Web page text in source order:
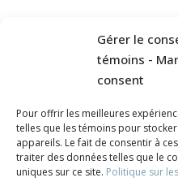
Gérer le
témoins -
consent
Pour offrir les meilleures
telles que les témoins pour
appareils. Le fait de consentir à
traiter des données telles que le
uniques sur ce site. Politique sur